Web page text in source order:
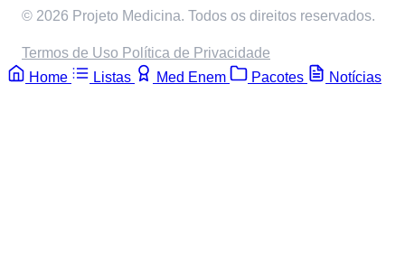
© 2026 Projeto Medicina. Todos os direitos reservados.
Termos de Uso Política de Privacidade
Home
Listas Med Enem Pacotes Notícias